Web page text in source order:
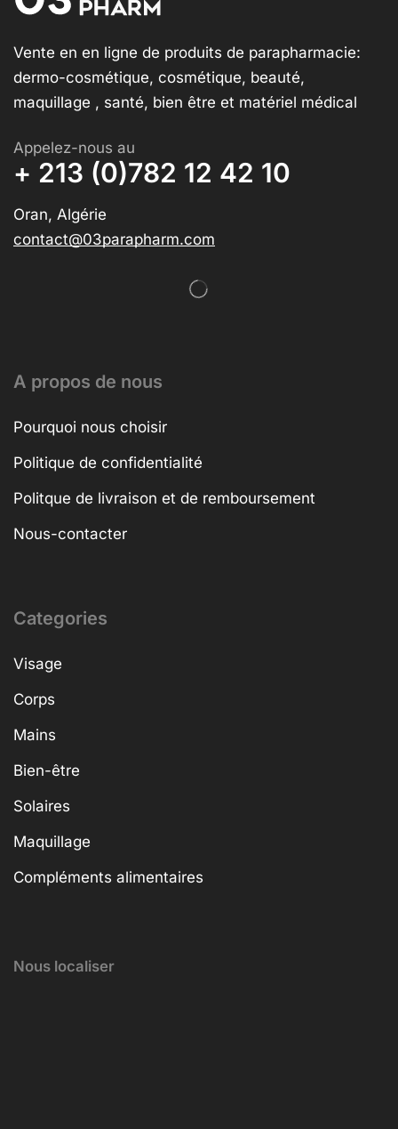
Vente en en ligne de produits de parapharmacie:
dermo-cosmétique, cosmétique, beauté,
maquillage , santé, bien être et matériel médical
Appelez-nous au
+ 213 (0)782 12 42 10
Oran, Algérie
contact@03parapharm.com
A propos de nous
Pourquoi nous choisir
Politique de confidentialité
Politque de livraison et de remboursement
Nous-contacter
Categories
Visage
Corps
Mains
Bien-être
Solaires
Maquillage
Compléments alimentaires
Nous localiser